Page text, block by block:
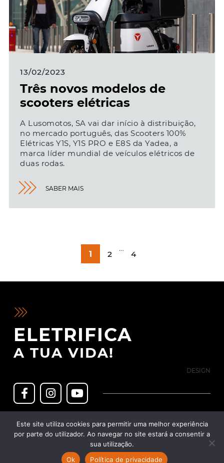
13/02/2023
Três novos modelos de
scooters elétricas
A Lusomotos, SA vai dar início à distribuição,
no mercado português, das Scooters 100%
Elétricas Y1S, Y1S PRO e E8S da Yadea, a
marca líder mundial de veículos elétricos de
duas rodas.
SABER MAIS
PAGINAÇÃO
DOS
CONTEÚDOS
1 2
…
4
ELETRIFICA
A TUA VIDA!
Copyright © 2022 Lusomotos - Veículos e Acessórios, Lda.
DESIGN
Política de Cookies
Termos & Condições
Este site utiliza cookies para permitir uma melhor experiência
por parte do utilizador. Ao navegar no site estará a consentir a
sua utilização.
Ok
Política de privacidade